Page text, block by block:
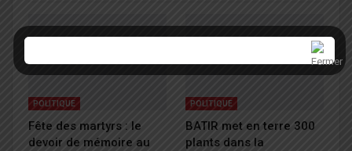
POLITIQUE
Fête des martyrs : le
devoir de mémoire au
POLITIQUE
BATIR met en terre 300
plants dans la